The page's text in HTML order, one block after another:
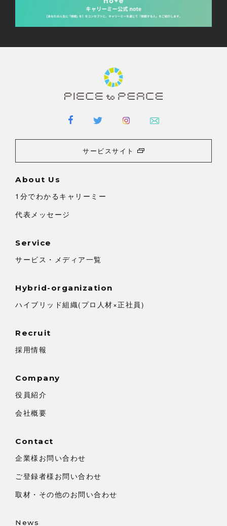
サービスサイト
About Us
1分でわかるキャリーミー
代表メッセージ
Service
サービス・メディア一覧
Hybrid-organization
ハイブリッド組織(プロ人材×正社員)
Recruit
採用情報
Company
役員紹介
会社概要
Contact
企業様お問い合わせ
ご登録者様お問い合わせ
取材・その他のお問い合わせ
News